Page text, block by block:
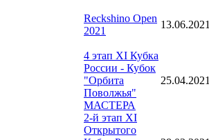
Reckshino Open
2021
13.06.2021
4 этап XI Кубка
России - Кубок
"Орбита
Поволжья"
МАСТЕРА
25.04.2021
2-й этап XI
Открытого